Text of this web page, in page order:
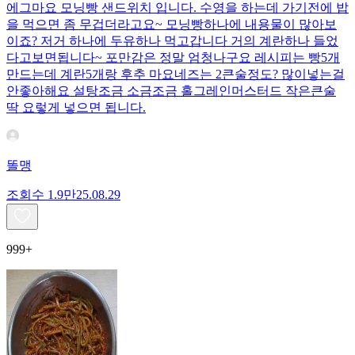
에그마요 모닝빵 샌드위치 입니다. 수영을 하는데 가기전에 밥
을 먹으면 좀 무겁더라고요~ 모닝빵하나에 내용물이 많아보
이죠? 저거 하나에 두유하나 먹고갑니다 거의 계란하나 들었
다고보면됩니다~ 포만감은 정말 엄청나구요 레시피는 빵5개
만드는데 계란5개랑 후추 마요네즈는 2큰술정도? 많이넣는걸
안좋아해요 설탕조금 소금조금 홀그레인머스터드 작은큰술
딱 요렇게 넣으면 됩니다.
똘맹
조회수 1.9만25.08.29
999+